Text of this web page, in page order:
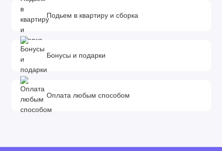
Подьем в квартиру и сборка
Бонусы и подарки
Оплата любым способом